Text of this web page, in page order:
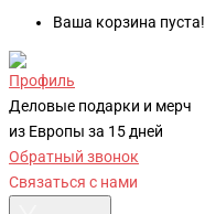
Ваша корзина пуста!
Профиль
Деловые подарки и мерч
из Европы за 15 дней
Обратный звонок
Связаться с нами